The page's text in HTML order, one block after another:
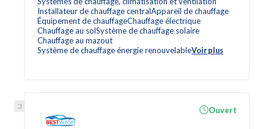
Installateur de chauffage centralAppareil de chauffage
Équipement de chauffageChauffage électrique
Chauffage au solSystème de chauffage solaire
Chauffage au mazout
Système de chauffage énergie renouvelableVoir plus
Ouvert